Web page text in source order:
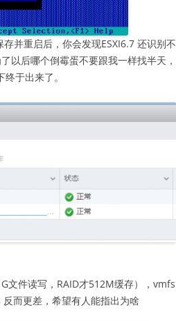
并重启后，你会发现ESXI6.7 还识别不
以后哪个倒霉蛋不要跟我一样找半天，
终于出来了。
文件读写，RAID才512M缓存），vmfs
而更差，希望有人能指出为啥